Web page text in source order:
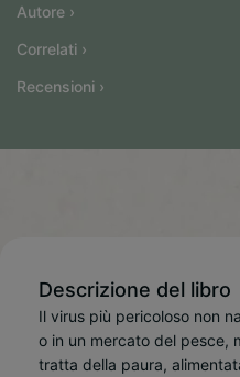
Autore ›
Correlati ›
Recensioni ›
Descrizione del libro
Il virus più pericoloso non
o in un mercato del pesce,
tratta della paura,